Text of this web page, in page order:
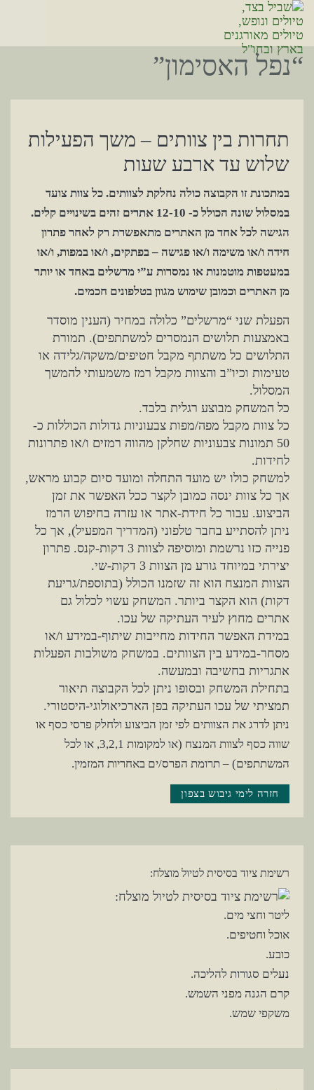
“נפל האסימון”
תחרות בין צוותים – משך הפעילות
שלוש עד ארבע שעות
במתכונת זו הקבוצה כולה נחלקת לצוותים. כל צוות צועד
במסלול שונה הכולל כ- 12-10 אתרים זהים בשינויים קלים.
הגישה לכל אחד מן האתרים מתאפשרת רק לאחר פתרון
חידה ו/או משימה ו/או פגישה – בפתקים, ו/או במפות, ו/או
במעטפות מוטמנות או נמסרות ע”י מרשלים באחד או יותר
מן האתרים וכמובן שימוש מגוון בטלפונים חכמים.
הפעלת שני “מרשלים” כלולה במחיר (הענין מוסדר
באמצעות תלושים הנמסרים למשתתפים). תמורת
התלושים כל משתתף מקבל חטיפים/משקה/גלידה או
טעימות וכיו”ב והצוות מקבל רמז משמעותי להמשך
המסלול.
כל המשחק מבוצע רגלית בלבד.
כל צוות מקבל מפה/מפות צבעוניות גדולות הכוללות כ-
50 תמונות צבעוניות שחלקן מהווה רמזים ו/או פתרונות
לחידות.
למשחק כולו יש מועד התחלה ומועד סיום קבוע מראש,
אך כל צוות ינסה כמובן לקצר ככל האפשר את זמן
הביצוע. עבור כל חידת-אתר או עזרה בחיפוש הרמז
ניתן להסתייע בחבר טלפוני (המדריך המפעיל), אך כל
פנייה כזו נרשמת ומוסיפה לצוות 3 דקות-קנס. פתרון
יצירתי במיוחד גורע מן הצוות 3 דקות-שי.
הצוות המנצח הוא זה שזמנו הכולל (בתוספת/גריעת
דקות) הוא הקצר ביותר. המשחק עשוי לכלול גם
אתרים מחוץ לעיר העתיקה של עכו.
במידת האפשר החידות מחייבות שיתוף-במידע ו/או
מסחר-במידע בין הצוותים. במשחק משולבות הפעלות
אתגריות בחשיבה ובמעשה.
בתחילת המשחק ובסופו ניתן לכל הקבוצה תיאור
תמציתי של עכו העתיקה בפן הארכיאולוגי-היסטורי.
ניתן לדרג את הצוותים לפי זמן הביצוע ולחלק פרסי כסף או
שווה כסף לצוות המנצח (או למקומות 3,2,1, או לכל
המשתתפים) – תרומת הפרס/ים באחריות המזמין.
חזרה לימי גיבוש בצפון
רשימת ציוד בסיסית לטיול מוצלח:
ליטר וחצי מים.
אוכל וחטיפים.
כובע.
נעלים סגורות להליכה.
קרם הגנה מפני השמש.
משקפי שמש.